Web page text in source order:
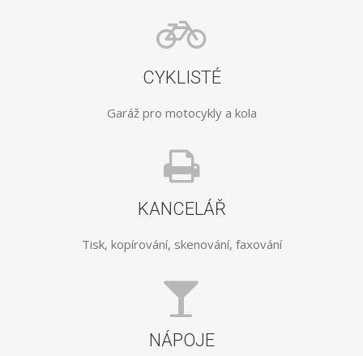
CYKLISTÉ
Garáž pro motocykly a kola
KANCELÁŘ
Tisk, kopírování, skenování, faxování
NÁPOJE